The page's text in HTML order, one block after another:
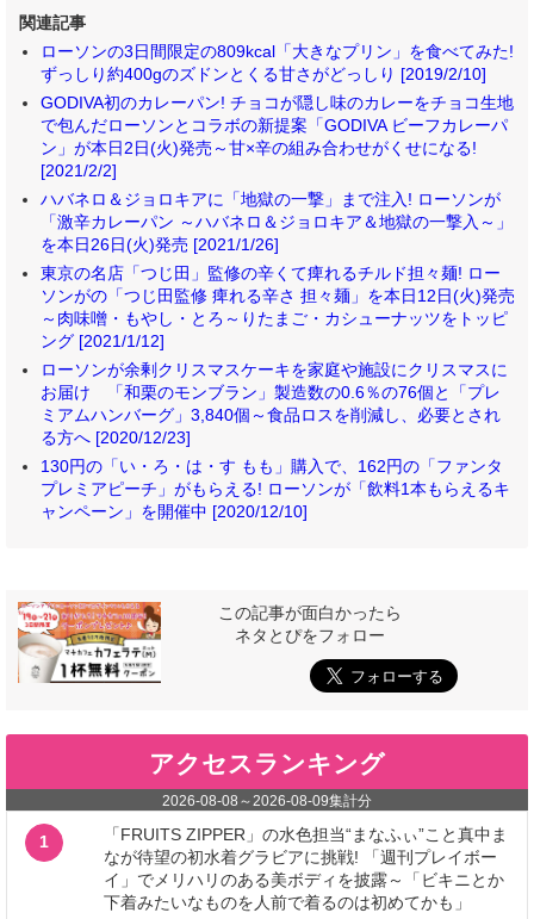
関連記事
ローソンの3日間限定の809kcal「大きなプリン」を食べてみた!
ずっしり約400gのズドンとくる甘さがどっしり [2019/2/10]
GODIVA初のカレーパン! チョコが隠し味のカレーをチョコ生地
で包んだローソンとコラボの新提案「GODIVA ビーフカレーパ
ン」が本日2日(火)発売～甘×辛の組み合わせがくせになる!
[2021/2/2]
ハバネロ＆ジョロキアに「地獄の一撃」まで注入! ローソンが
「激辛カレーパン ～ハバネロ＆ジョロキア＆地獄の一撃入～」
を本日26日(火)発売 [2021/1/26]
東京の名店「つじ田」監修の辛くて痺れるチルド担々麺! ロー
ソンがの「つじ田監修 痺れる辛さ 担々麺」を本日12日(火)発売
～肉味噌・もやし・とろ～りたまご・カシューナッツをトッピ
ング [2021/1/12]
ローソンが余剰クリスマスケーキを家庭や施設にクリスマスに
お届け 「和栗のモンブラン」製造数の0.6％の76個と「プレ
ミアムハンバーグ」3,840個～食品ロスを削減し、必要とされ
る方へ [2020/12/23]
130円の「い・ろ・は・す もも」購入で、162円の「ファンタ
プレミアピーチ」がもらえる! ローソンが「飲料1本もらえるキ
ャンペーン」を開催中 [2020/12/10]
この記事が面白かったら
ネタとぴをフォロー
アクセスランキング
2026-08-08 ～2026-08-09集計分
1
「FRUITS ZIPPER」の水色担当“まなふぃ”こと真中ま
なが待望の初水着グラビアに挑戦! 「週刊プレイボー
イ」でメリハリのある美ボディを披露～「ビキニとか
下着みたいなものを人前で着るのは初めてかも」